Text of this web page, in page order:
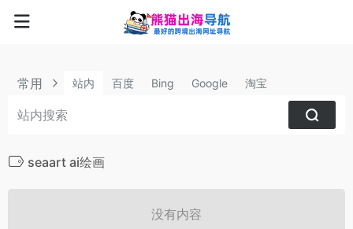
常用 站内 百度 Bing Google 淘宝
seaart ai绘画
没有内容